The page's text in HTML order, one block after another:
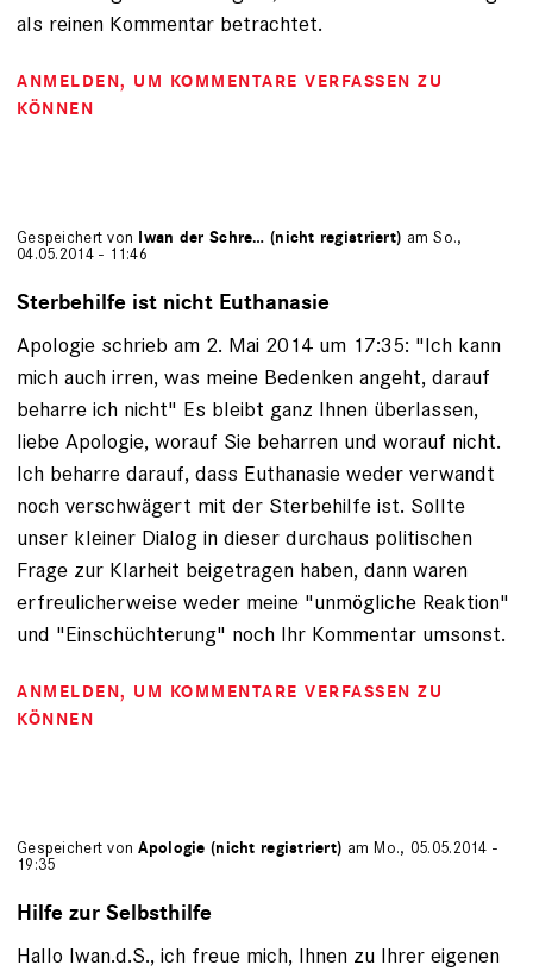
als reinen Kommentar betrachtet.
ANMELDEN, UM KOMMENTARE VERFASSEN ZU
KÖNNEN
Gespeichert von Iwan der Schre… (nicht registriert) am So.,
04.05.2014 - 11:46
Sterbehilfe ist nicht Euthanasie
Apologie schrieb am 2. Mai 2014 um 17:35: "Ich kann
mich auch irren, was meine Bedenken angeht, darauf
beharre ich nicht" Es bleibt ganz Ihnen überlassen,
liebe Apologie, worauf Sie beharren und worauf nicht.
Ich beharre darauf, dass Euthanasie weder verwandt
noch verschwägert mit der Sterbehilfe ist. Sollte
unser kleiner Dialog in dieser durchaus politischen
Frage zur Klarheit beigetragen haben, dann waren
erfreulicherweise weder meine "unmögliche Reaktion"
und "Einschüchterung" noch Ihr Kommentar umsonst.
ANMELDEN, UM KOMMENTARE VERFASSEN ZU
KÖNNEN
Gespeichert vonApologie (nicht registriert) am Mo., 05.05.2014 -
19:35
Hilfe zur Selbsthilfe
Hallo Iwan.d.S., ich freue mich, Ihnen zu Ihrer eigenen